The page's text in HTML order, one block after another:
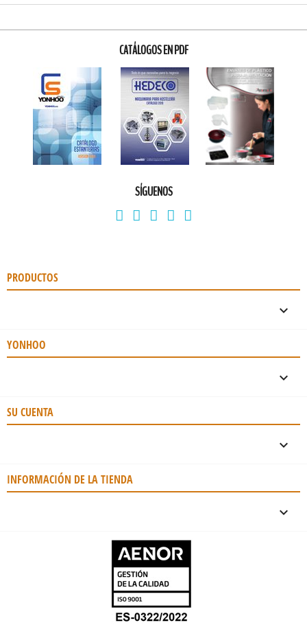
CATÁLOGOS EN PDF
SÍGUENOS
PRODUCTOS

YONHOO

SU CUENTA

INFORMACIÓN DE LA TIENDA
keyboard_arrow_down